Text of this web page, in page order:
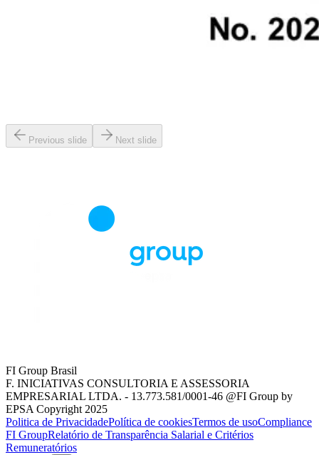
Previous slide Next slide
FI Group Brasil
F. INICIATIVAS CONSULTORIA E ASSESSORIA
EMPRESARIAL LTDA. - 13.773.581/0001-46 @FI Group by
EPSA Copyright 2025
Politica de PrivacidadePolítica de cookiesTermos de usoCompliance
FI GroupRelatório de Transparência Salarial e Critérios
Remuneratórios